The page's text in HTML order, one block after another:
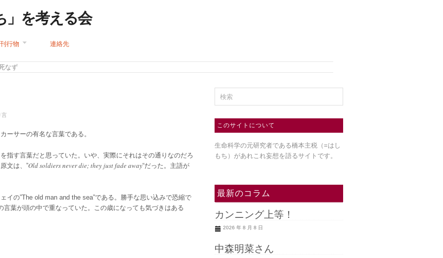
」を考える会
刊行物 連絡先
なず
言
ーサーの有名な言葉である。
指す言葉だと思っていた。いや、実際にそれはその通りなのだろ
文は、”Old soldiers never die; they just fade away“だった。主語が
イの”The old man and the sea”である。勝手な思い込みで恐縮で
葉が頭の中で重なっていた。この歳になっても気づきはある
このサイトについて
生命科学の元研究者である橋本主税（=はし
もち） があれこれ妄想を語るサイトです。
最新のコラム
カンニング上等！
2026 年 8 月 8 日
中森明菜さん